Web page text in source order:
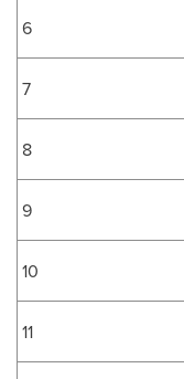
6
7
8
9
10
11